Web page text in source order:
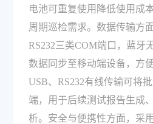
电池可重复使用降低使用成
周期巡检需求。数据传输方
RS232三类COM端口，蓝牙
数据同步至移动端设备，方
USB、RS232有线传输可将
端，用于后续测试报告生成
析。安全与便携性方面，采